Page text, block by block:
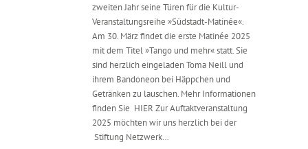
zweiten Jahr seine Türen für die Kultur-
Veranstaltungsreihe »Südstadt-Matinée«.
Am 30. März findet die erste Matinée 2025
mit dem Titel »Tango und mehr« statt. Sie
sind herzlich eingeladen Toma Neill und
ihrem Bandoneon bei Häppchen und
Getränken zu lauschen. Mehr Informationen
finden Sie HIER Zur Auftaktveranstaltung
2025 möchten wir uns herzlich bei der
Stiftung Netzwerk…